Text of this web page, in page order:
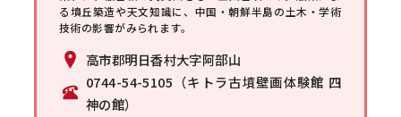
る墳丘築造や天文知識に、中国・朝鮮半島の土木・学術
技術の影響がみられます。
高市郡明日香村大字阿部山
0744-54-5105（キトラ古墳壁画体験館 四
神の館）